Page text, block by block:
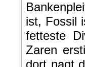
ist, Fossil
fetteste
Zaren
dort nagt